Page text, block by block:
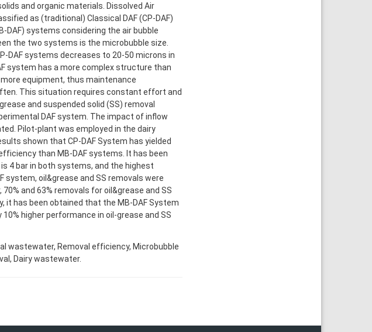
and organic materials. Dissolved Air
as (traditional) Classical DAF (CP-DAF)
DAF) systems considering the air bubble
the two systems is the microbubble size.
DAF systems decreases to 20-50 microns in
system has a more complex structure than
equipment, thus maintenance
This situation requires constant effort and
and suspended solid (SS) removal
DAF system. The impact of inflow
Pilot-plant was employed in the dairy
shown that CP-DAF System has yielded
than MB-DAF systems. It has been
4 bar in both systems, and the highest
system, oil&grease and SS removals were
and 63% removals for oil&grease and SS
it has been obtained that the MB-DAF System
higher performance in oil-grease and SS
wastewater, Removal efficiency, Microbubble
Dairy wastewater.